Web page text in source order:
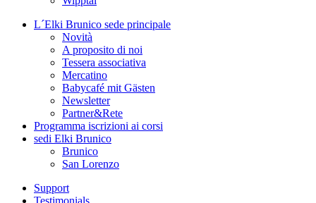
L´Elki Brunico sede principale
Novità
A proposito di noi
Tessera associativa
Mercatino
Babycafé mit Gästen
Newsletter
Partner&Rete
Programma iscrizioni ai corsi
sedi Elki Brunico
Brunico
San Lorenzo
Support
Testimonials